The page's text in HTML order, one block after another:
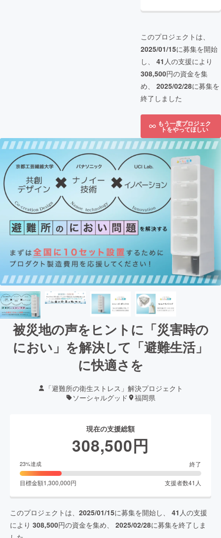
このプロジェクトは、
2025/01/15に募集を開始
し、 41 人の支援により
308,500円の資金を集
め、 2025/02/28に募集を
終了しました
もう一度プロジェク
トをやってほしい
被災地の声をヒントに「災害時の
におい」を解決して「避難生活」
に快適さを
「避難所の衛生ストレス」解決プロジェクト
ソーシャルグッド
福岡県
現在の支援総額
308,500円
23%達成 終了
目標金額1,300,000円 支援者数41 人
このプロジェクトは、 2025/01/15に募集を開始し、 41 人の支援
により 308,500円の資金を集め、 2025/02/28に募集を終了しま